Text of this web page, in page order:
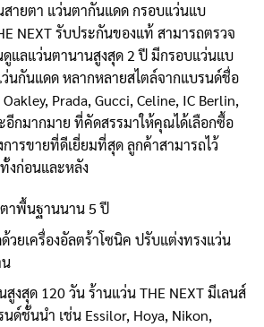
สายตา แว่นตากันแดด กรอบแว่นแบ
NEXT รับประกันของแท้ สามารถตรวจ
แลแว่นตานานสูงสุด 2 ปี มีกรอบแว่นแบ
นกันแดด หลากหลายสไตล์จากแบรนด์ชื่อ
Prada, Gucci, Celine, IC Berlin,
อีกมากมาย ที่คัดสรรมาให้คุณได้เลือกซื้อ
ารขายที่ดีเยี่ยมที่สุด ลูกค้าสามารถไว้
งก่อนและหลัง
าพื้นฐานนาน 5 ปี
วยเครื่องอัลตร้าโซนิค ปรับแต่งทรงแว่น
งสุด 120 วัน ร้านแว่น THE NEXT มีเลนส์
ด์ชั้นนำ เช่น Essilor, Hoya, Nikon,